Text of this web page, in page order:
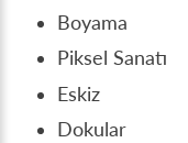
Boyama
Piksel Sanatı
Eskiz
Dokular